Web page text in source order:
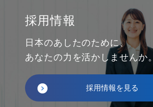
採用情報
日本のあしたのために、
あなたの力を活かしませんか。
採用情報を見る